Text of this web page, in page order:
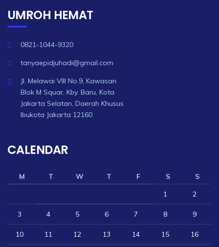
UMROH HEMAT
0821-1044-9320
tanyaepidjuhadi@gmail.com
Jl. Melawai VIII No.9, Kawasan
Blok M Squar, Kby. Baru, Kota
Jakarta Selatan, Daerah Khusus
Ibukota Jakarta 12160
CALENDAR
M T W T F S
S
1
2
3 4 5 6 7 8 9
10 11 12 13 14 15 16